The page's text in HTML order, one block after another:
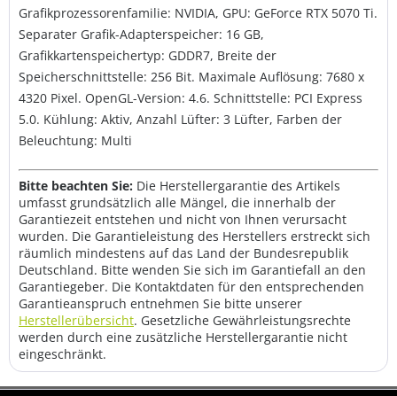
Grafikprozessorenfamilie: NVIDIA, GPU: GeForce RTX 5070 Ti.
Separater Grafik-Adapterspeicher: 16 GB,
Grafikkartenspeichertyp: GDDR7, Breite der
Speicherschnittstelle: 256 Bit. Maximale Auflösung: 7680 x
4320 Pixel. OpenGL-Version: 4.6. Schnittstelle: PCI Express
5.0. Kühlung: Aktiv, Anzahl Lüfter: 3 Lüfter, Farben der
Beleuchtung: Multi
Bitte beachten Sie: Die Herstellergarantie des Artikels
umfasst grundsätzlich alle Mängel, die innerhalb der
Garantiezeit entstehen und nicht von Ihnen verursacht
wurden. Die Garantieleistung des Herstellers erstreckt sich
räumlich mindestens auf das Land der Bundesrepublik
Deutschland. Bitte wenden Sie sich im Garantiefall an den
Garantiegeber. Die Kontaktdaten für den entsprechenden
Garantieanspruch entnehmen Sie bitte unserer
Herstellerübersicht. Gesetzliche Gewährleistungsrechte
werden durch eine zusätzliche Herstellergarantie nicht
eingeschränkt.